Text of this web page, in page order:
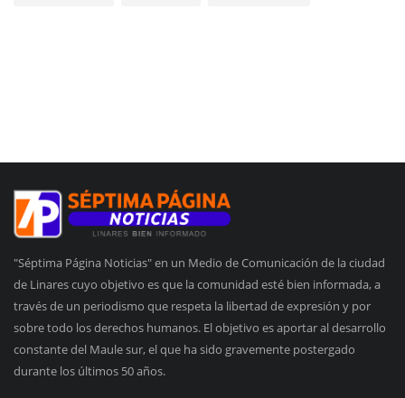
"Séptima Página Noticias" en un Medio de Comunicación de la ciudad
de Linares cuyo objetivo es que la comunidad esté bien informada, a
través de un periodismo que respeta la libertad de expresión y por
sobre todo los derechos humanos. El objetivo es aportar al desarrollo
constante del Maule sur, el que ha sido gravemente postergado
durante los últimos 50 años.